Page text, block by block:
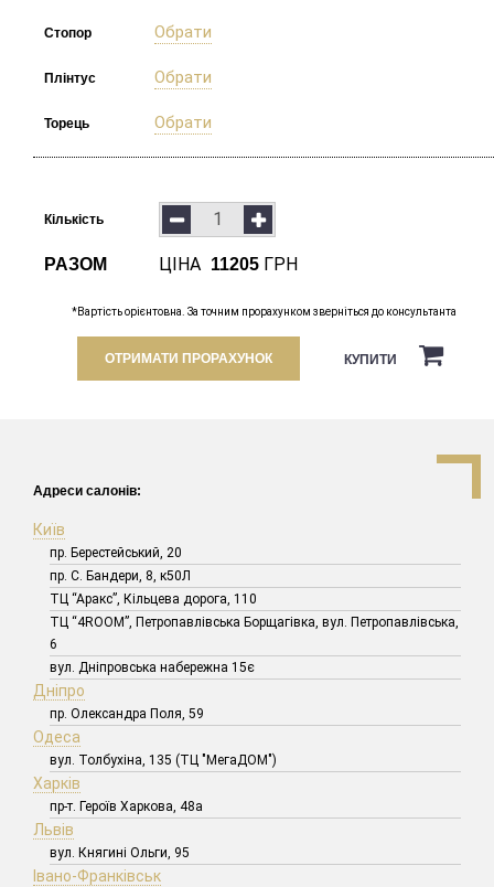
Стопор Обрати
Плінтус Обрати
Торець Обрати
Кількість
РАЗОМ ЦІНА 11205 ГРН
*Вартість орієнтовна. За точним прорахунком зверніться до консультанта
ОТРИМАТИ ПРОРАХУНОК КУПИТИ
Адреси салонів:
Київ
пр. Берестейський, 20
пр. С. Бандери, 8, к50Л
ТЦ “Аракс”, Кільцева дорога, 110
ТЦ “4ROOM”, Петропавлівська Борщагівка, вул. Петропавлівська,
6
вул. Дніпровська набережна 15є
Дніпро
пр. Олександра Поля, 59
Одеса
вул. Толбухіна, 135 (ТЦ "МегаДОМ")
Харків
пр-т. Героїв Харкова, 48а
Львів
вул. Княгині Ольги, 95
Івано-Франківськ